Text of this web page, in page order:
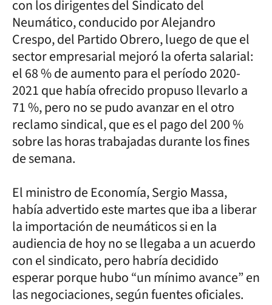
con los dirigentes del Sindicato del
Neumático, conducido por Alejandro
Crespo, del Partido Obrero, luego de que el
sector empresarial mejoró la oferta salarial:
el 68 % de aumento para el período 2020-
2021 que había ofrecido propuso llevarlo a
71 %, pero no se pudo avanzar en el otro
reclamo sindical, que es el pago del 200 %
sobre las horas trabajadas durante los fines
de semana.
El ministro de Economía, Sergio Massa,
había advertido este martes que iba a liberar
la importación de neumáticos si en la
audiencia de hoy no se llegaba a un acuerdo
con el sindicato, pero habría decidido
esperar porque hubo “un mínimo avance” en
las negociaciones, según fuentes oficiales.